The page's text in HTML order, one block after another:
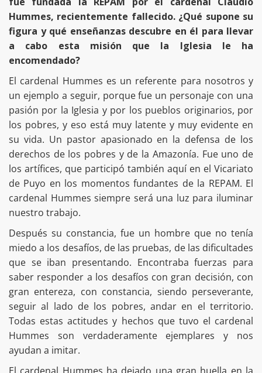
Hummes, recientemente fallecido. ¿Qué supone su
figura y qué enseñanzas descubre en él para llevar
a cabo esta misión que la Iglesia le ha
encomendado?
El cardenal Hummes es un referente para nosotros y
un ejemplo a seguir, porque fue un personaje con una
pasión por la Iglesia y por los pueblos originarios, por
los pobres, y eso está muy latente y muy evidente en
su vida. Un pastor apasionado en la defensa de los
derechos de los pobres y de la Amazonía. Fue uno de
los artífices, que participó también aquí en el Vicariato
de Puyo en los momentos fundantes de la REPAM. El
cardenal Hummes siempre será una luz para iluminar
nuestro trabajo.
Después su constancia, fue un hombre que no tenía
miedo a los desafíos, de las pruebas, de las dificultades
que se iban presentando. Encontraba fuerzas para
saber responder a los desafíos con gran decisión, con
gran entereza, con constancia, siendo perseverante,
seguir al lado de los pobres, andar en el territorio.
Todas estas actitudes y hechos que tuvo el cardenal
Hummes son verdaderamente ejemplares y nos
ayudan a imitar.